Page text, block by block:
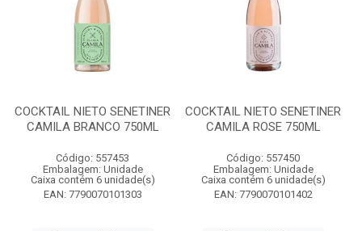
COCKTAIL NIETO SENETINER
CAMILA BRANCO 750ML
Código: 557453
Embalagem: Unidade
Caixa contém 6 unidade(s)
EAN: 7790070101303
COCKTAIL NIETO SENETINER
CAMILA ROSE 750ML
Código: 557450
Embalagem: Unidade
Caixa contém 6 unidade(s)
EAN: 7790070101402